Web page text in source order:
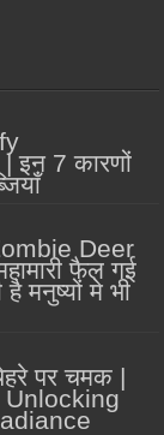
7 कारणों
Deer
फैल गई
मनुष्यों मे भी
पर चमक |